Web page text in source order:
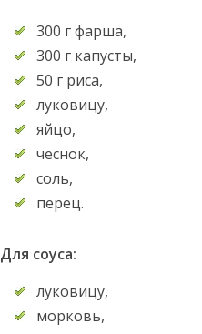
300 г фарша,
300 г капусты,
50 г риса,
луковицу,
яйцо,
чеснок,
соль,
перец.
Для соуса:
луковицу,
морковь,